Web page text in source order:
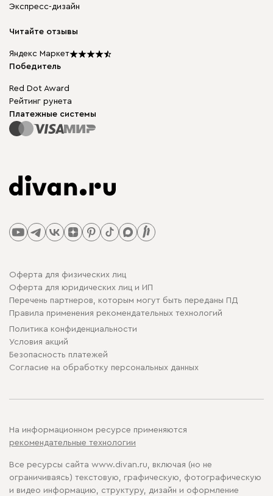
диван.клуб
Карьера
Подарочные сертификаты
Мы в прессе
Бескаркасная мебель
Столы и стулья
Экспресс-дизайн
Читайте отзывы
Яндекс Маркет
Победитель
Red Dot Award
Рейтинг рунета
Платежные системы
Оферта для физических лиц
Оферта для юридических лиц и ИП
Перечень партнеров, которым могут быть переданы ПД
Правила применения рекомендательных технологий
Политика конфиденциальности
Условия акций
Безопасность платежей
Cогласие на обработку персональных данных
На информационном ресурсе применяются
рекомендательные технологии
Все ресурсы сайта www.divan.ru, включая (но не
ограничиваясь) текстовую, графическую, фотографическую
и видео информацию, структуру, дизайн и оформление